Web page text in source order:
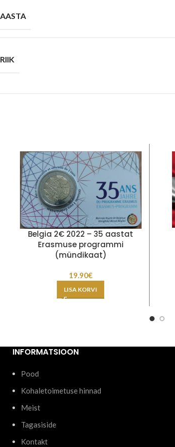
AASTA
RIIK
Belgia 2€ 2022 – 35 aastat
Erasmuse programmi
(mündikaat)
19.90€
LISA KORVI
INFORMATSIOON
Pood
Kohaletoimetuse hinnad
Meist
Tagasiside
Kontakt